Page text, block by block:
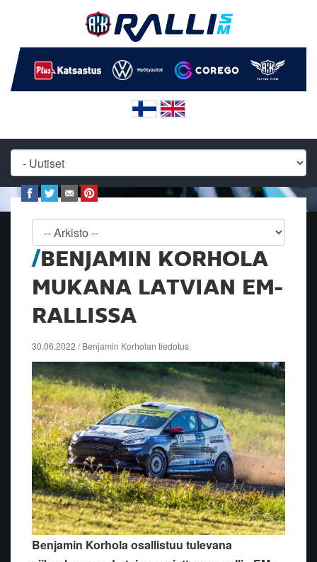
BENJAMIN KORHOLA
MUKANA LATVIAN EM-
RALLISSA
30.06.2022 / Benjamin Korholan tiedotus
Benjamin Korholaosallistuu tulevana